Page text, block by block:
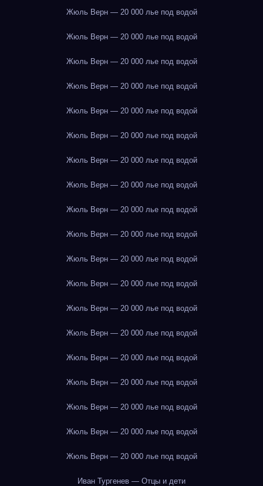
Жюль Верн — 20 000 лье под водой
Жюль Верн — 20 000 лье под водой
Жюль Верн — 20 000 лье под водой
Жюль Верн — 20 000 лье под водой
Жюль Верн — 20 000 лье под водой
Жюль Верн — 20 000 лье под водой
Жюль Верн — 20 000 лье под водой
Жюль Верн — 20 000 лье под водой
Жюль Верн — 20 000 лье под водой
Жюль Верн — 20 000 лье под водой
Жюль Верн — 20 000 лье под водой
Жюль Верн — 20 000 лье под водой
Жюль Верн — 20 000 лье под водой
Жюль Верн — 20 000 лье под водой
Жюль Верн — 20 000 лье под водой
Жюль Верн — 20 000 лье под водой
Жюль Верн — 20 000 лье под водой
Жюль Верн — 20 000 лье под водой
Жюль Верн — 20 000 лье под водой
Иван Тургенев — Отцы и дети